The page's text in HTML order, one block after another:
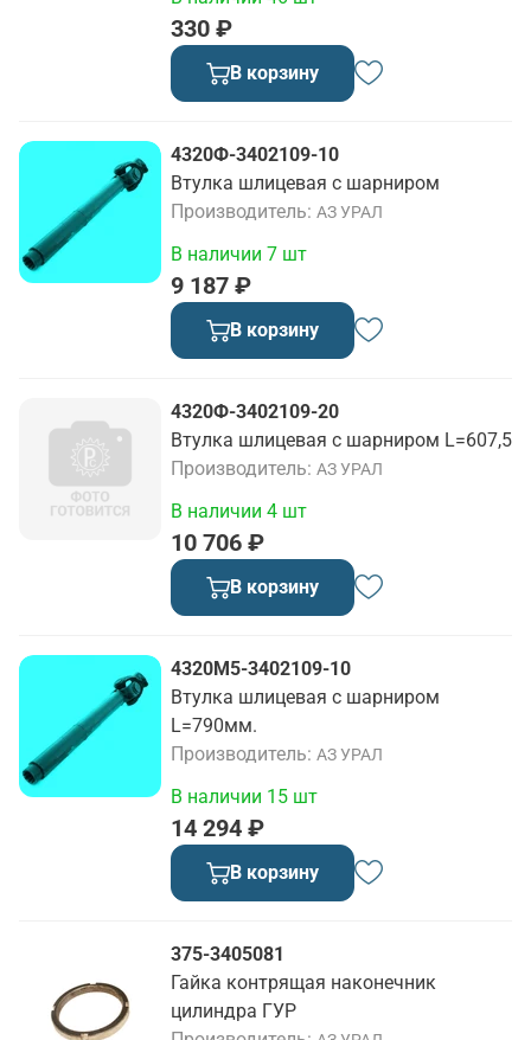
330 ₽
В корзину
4320Ф-3402109-10
Втулка шлицевая с шарниром
Производитель АЗ УРАЛ
9 187 ₽
В наличии 7 шт
В корзину
4320Ф-3402109-20
Втулка шлицевая с шарниром L=607,5
Производитель АЗ УРАЛ
10 706 ₽
В наличии 4 шт
В корзину
4320М5-3402109-10
Втулка шлицевая с шарниром
L=790мм.
Производитель АЗ УРАЛ
14 294 ₽
В наличии 15 шт
В корзину
375-3405081
Гайка контрящая наконечник
цилиндра ГУР